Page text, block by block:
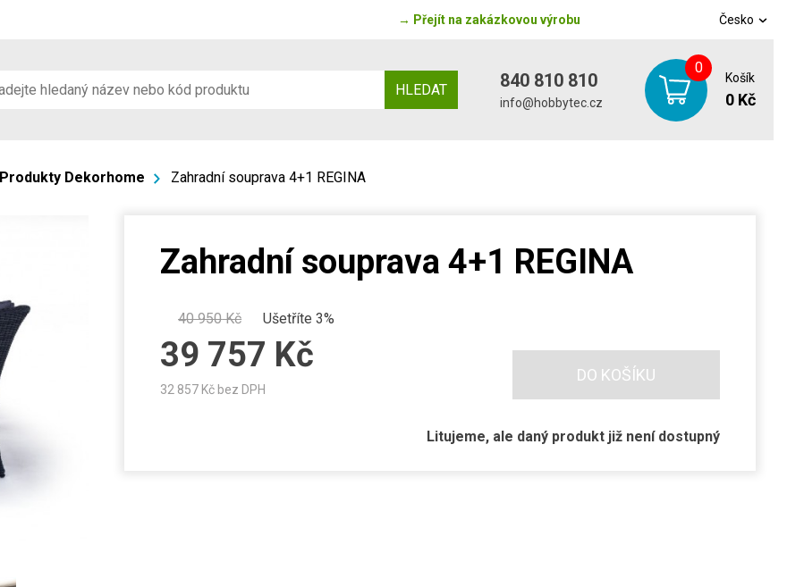
→ Přejít na zakázkovou výrobu Česko
HLEDAT 840 810 810
info@hobbytec.cz
0
Košík
0 Kč
Produkty Dekorhome Zahradní souprava 4+1 REGINA
Zahradní souprava 4+1 REGINA
40 950Kč Ušetříte 3%
39 757 Kč
32 857 Kč bez DPH
DO KOŠÍKU
Litujeme, ale daný produkt již není dostupný